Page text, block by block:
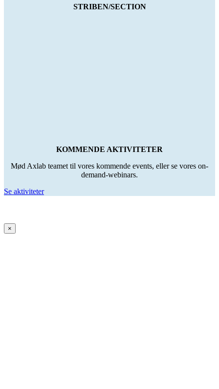
STRIBEN/SECTION
KOMMENDE AKTIVITETER
Mød Axlab teamet til vores kommende events, eller se vores on-
demand-webinars.
Se aktiviteter
×